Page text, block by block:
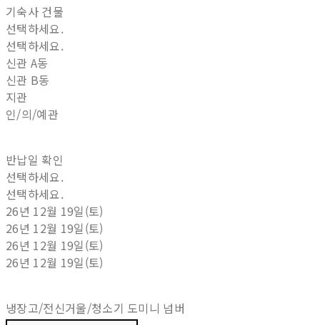
기숙사 건물
선택하세요.
선택하세요.
신관 A동
신관 B동
지관
인/의/예관
반납일 확인
선택하세요.
선택하세요.
26년 12월 19일(토)
26년 12월 19일(토)
26년 12월 19일(토)
26년 12월 19일(토)
냉장고/전신거울/청소기 도미니 넘버